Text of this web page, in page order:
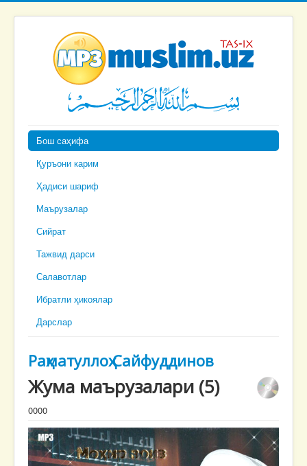
Бош саҳифа
Қуръони карим
Ҳадиси шариф
Маърузалар
Сийрат
Тажвид дарси
Салавотлар
Ибратли ҳикоялар
Дарслар
Раҳматуллоҳ Сайфуддинов
Жума маърузалари (5)
0000